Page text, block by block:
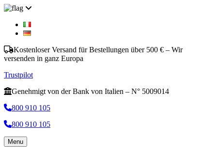
Kostenloser Versand für Bestellungen über 500 € – Wir
versenden in ganz Europa
Trustpilot
Genehmigt von der Bank von Italien – N° 5009014
800 910 105
800 910 105
Menu